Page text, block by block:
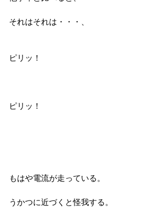
それはそれは・・・、
ピリッ！
ピリッ！
もはや電流が走っている。
うかつに近づくと怪我する。